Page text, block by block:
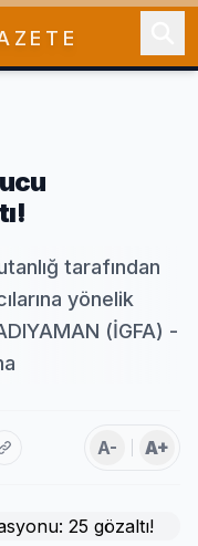
tarafından
yönelik
(İGFA) -
A- A+